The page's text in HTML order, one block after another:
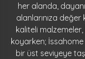
her alanda,
alanlarınıza değer
kaliteli malzemeler,
koyarken;
bir üst seviyeye